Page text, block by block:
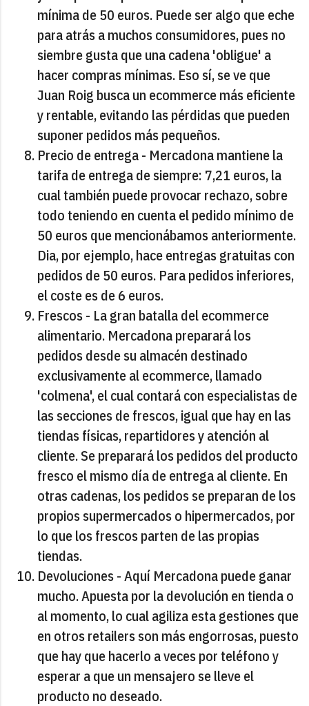
mínima de 50 euros. Puede ser algo que eche
para atrás a muchos consumidores, pues no
siembre gusta que una cadena 'obligue' a
hacer compras mínimas. Eso sí, se ve que
Juan Roig busca un ecommerce más eficiente
y rentable, evitando las pérdidas que pueden
suponer pedidos más pequeños.
Precio de entrega - Mercadona mantiene la
tarifa de entrega de siempre: 7,21 euros, la
cual también puede provocar rechazo, sobre
todo teniendo en cuenta el pedido mínimo de
50 euros que mencionábamos anteriormente.
Dia, por ejemplo, hace entregas gratuitas con
pedidos de 50 euros. Para pedidos inferiores,
el coste es de 6 euros.
Frescos - La gran batalla del ecommerce
alimentario. Mercadona preparará los
pedidos desde su almacén destinado
exclusivamente al ecommerce, llamado
'colmena', el cual contará con especialistas de
las secciones de frescos, igual que hay en las
tiendas físicas, repartidores y atención al
cliente. Se preparará los pedidos del producto
fresco el mismo día de entrega al cliente. En
otras cadenas, los pedidos se preparan de los
propios supermercados o hipermercados, por
lo que los frescos parten de las propias
tiendas.
Devoluciones - Aquí Mercadona puede ganar
mucho. Apuesta por la devolución en tienda o
al momento, lo cual agiliza esta gestiones que
en otros retailers son más engorrosas, puesto
que hay que hacerlo a veces por teléfono y
esperar a que un mensajero se lleve el
producto no deseado.